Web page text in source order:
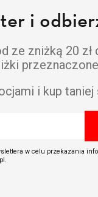
i
ze zniżką 20
i kup
w celu przekazania